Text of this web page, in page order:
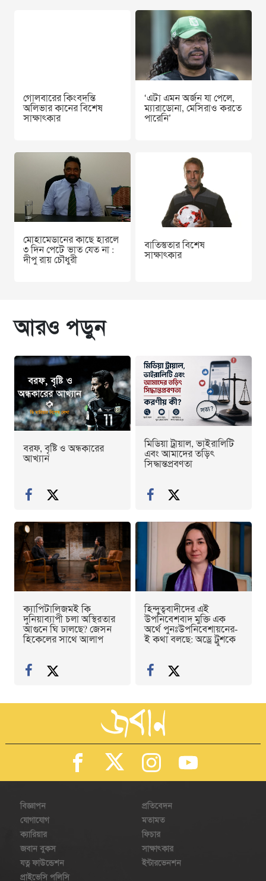
গোলবারের কিংবদন্তি
অলিভার কানের বিশেষ
সাক্ষাৎকার
‘এটা এমন অর্জন যা পেলে,
ম্যারাডোনা, মেসিরাও করতে
পারেনি’
মোহামেডানের কাছে হারলে
৩ দিন পেটে ভাত যেত না :
দীপু রায় চৌধুরী
বাতিস্তুতার বিশেষ
সাক্ষাৎকার
আরও পড়ুন
বরফ, বৃষ্টি ও অন্ধকারের
আখ্যান
মিডিয়া ট্রায়াল, ভাইরালিটি
এবং আমাদের তড়িৎ
সিদ্ধান্তপ্রবণতা
ক্যাপিটালিজমই কি
দুনিয়াব্যাপী চলা অস্থিরতার
আগুনে ঘি ঢালছে? জেসন
হিকেলের সাথে আলাপ
হিন্দুত্ববাদীদের এই
উপনিবেশবাদ মুক্তি এক
অর্থে পুনঃউপনিবেশায়নের-
ই কথা বলছে: অড্রে ট্রুশকে
বিজ্ঞাপন
যোগাযোগ
ক্যারিয়ার
জবান বুকস
যত্ন ফাউন্ডেশন
প্রাইভেসি পলিসি
প্রতিবেদন
মতামত
ফিচার
সাক্ষাৎকার
ইন্টারভেনশন